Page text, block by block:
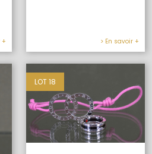
+
> En savoir +
LOT 18